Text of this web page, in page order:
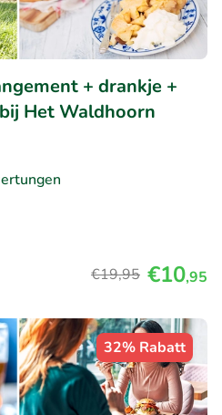
+ drankje +
Het Waldhoorn
€19,95 €10,95
32% Rabatt